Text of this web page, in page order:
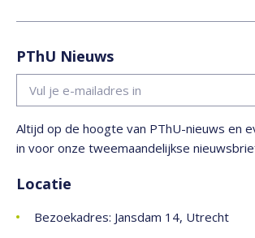
PThU Nieuws
Altijd op de hoogte van PThU-nieuws en
in voor onze tweemaandelijkse
Locatie
Bezoekadres: Jansdam 14, Utrecht